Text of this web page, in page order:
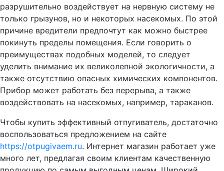
разрушительно воздействует на нервную систему не
только грызунов, но и некоторых насекомых. По этой
причине вредители предпочтут как можно быстрее
покинуть пределы помещения. Если говорить о
преимуществах подобных моделей, то следует
уделить внимание их великолепной экологичности, а
также отсутствию опасных химических компонентов.
Прибор может работать без перерыва, а также
воздействовать на насекомых, например, тараканов.
Чтобы купить эффективный отпугиватель, достаточно
воспользоваться предложением на сайте
https://otpugivaem.ru. Интернет магазин работает уже
много лет, предлагая своим клиентам качественную